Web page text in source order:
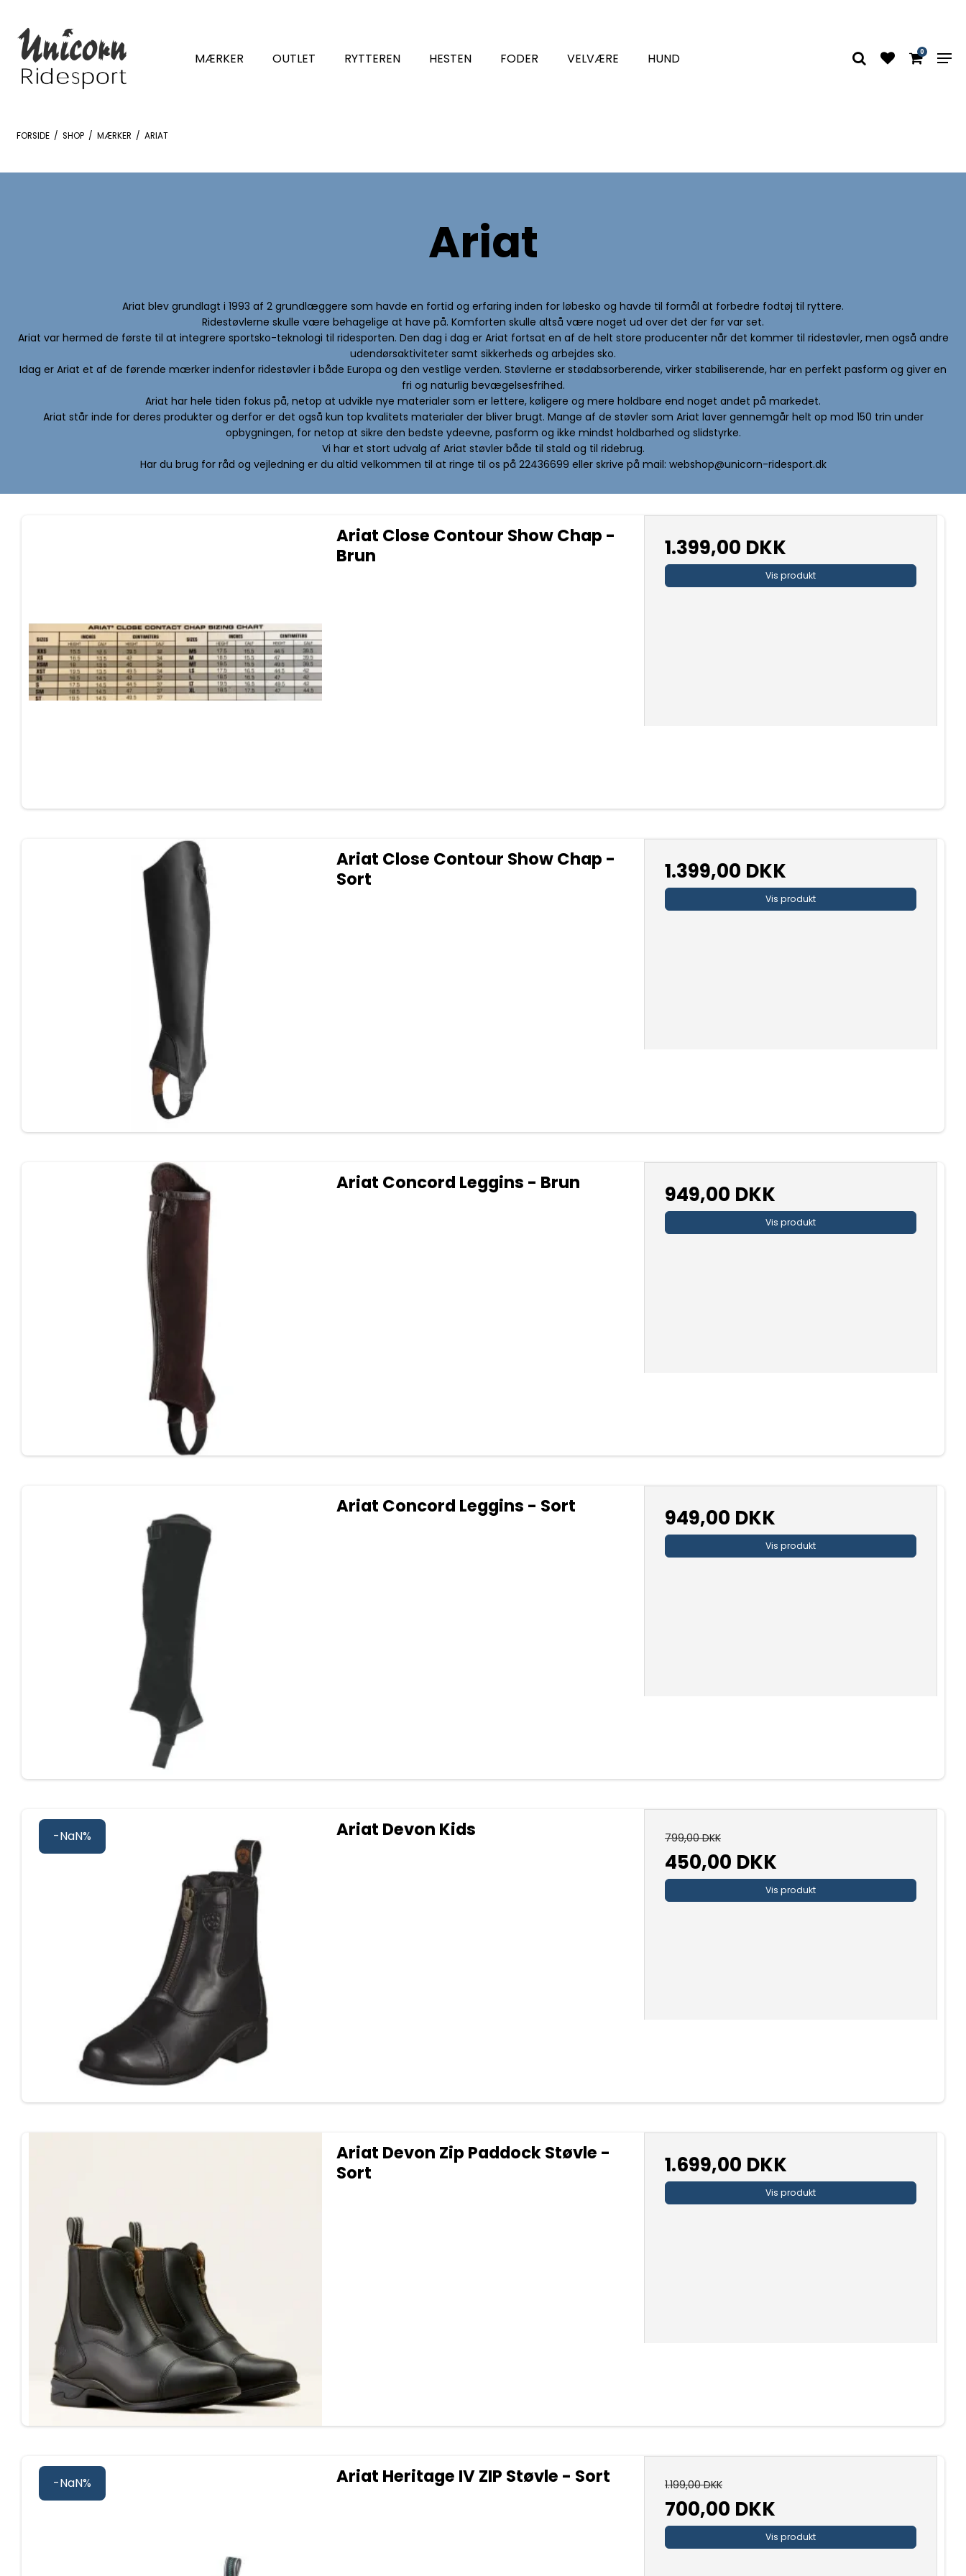
MÆRKER OUTLET RYTTEREN HESTEN FODER VELVÆRE HUND 0
FORSIDE / SHOP / MÆRKER / ARIAT
Ariat
Ariat blev grundlagt i 1993 af 2 grundlæggere som havde en fortid og erfaring inden for løbesko og havde til formål at forbedre fodtøj til ryttere.
Ridestøvlerne skulle være behagelige at have på. Komforten skulle altså være noget ud over det der før var set.
Ariat var hermed de første til at integrere sportsko-teknologi til ridesporten. Den dag i dag er Ariat fortsat en af de helt store producenter når det kommer til ridestøvler, men også andre
udendørsaktiviteter samt sikkerheds og arbejdes sko.
Idag er Ariat et af de førende mærker indenfor ridestøvler i både Europa og den vestlige verden. Støvlerne er stødabsorberende, virker stabiliserende, har en perfekt pasform og giver en
fri og naturlig bevægelsesfrihed.
Ariat har hele tiden fokus på, netop at udvikle nye materialer som er lettere, køligere og mere holdbare end noget andet på markedet.
Ariat står inde for deres produkter og derfor er det også kun top kvalitets materialer der bliver brugt. Mange af de støvler som Ariat laver gennemgår helt op mod 150 trin under
opbygningen, for netop at sikre den bedste ydeevne, pasform og ikke mindst holdbarhed og slidstyrke.
Vi har et stort udvalg af Ariat støvler både til stald og til ridebrug.
Har du brug for råd og vejledning er du altid velkommen til at ringe til os på 22436699 eller skrive på mail: webshop@unicorn-ridesport.dk
Ariat Close Contour Show Chap -
Brun
1.399,00 DKK
Vis produkt
Ariat Close Contour Show Chap -
Sort
1.399,00 DKK
Vis produkt
Ariat Concord Leggins - Brun 949,00 DKK
Vis produkt
Ariat Concord Leggins - Sort 949,00 DKK
Vis produkt
-NaN% Ariat Devon Kids 799,00 DKK
450,00 DKK
Vis produkt
Ariat Devon Zip Paddock Støvle -
Sort
1.699,00 DKK
Vis produkt
-NaN% Ariat Heritage IV ZIP Støvle - Sort 1.199,00 DKK
700,00 DKK
Vis produkt